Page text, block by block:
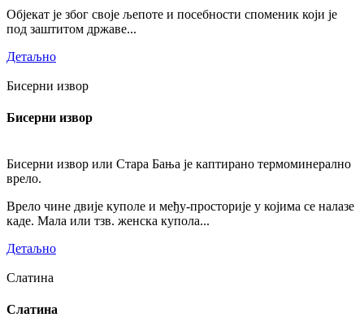
Објекат је због своје љепоте и посебности споменик који је
под заштитом државе...
Детаљно
Бисерни извор
Бисерни извор
Бисерни извор или Стара Бања је каптирано термоминерално
врело.
Врело чине двије куполе и међу-просторије у којима се налазе
каде. Мала или тзв. женска купола...
Детаљно
Слатина
Слатина